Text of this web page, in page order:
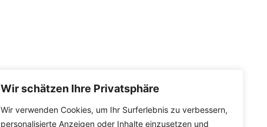
Wir schätzen Ihre Privatsphäre
Wir verwenden Cookies, um Ihr Surferlebnis zu verbessern,
personalisierte Anzeigen oder Inhalte einzusetzen und
Links